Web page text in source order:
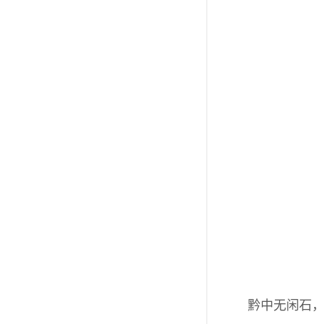
黔中无闲石